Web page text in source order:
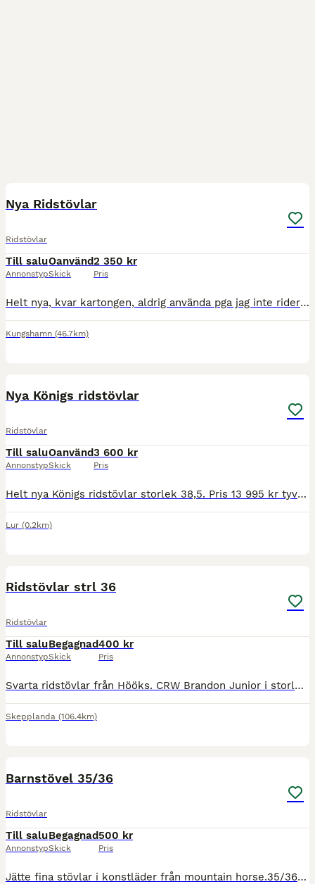
Nya Ridstövlar
Ridstövlar
Till salu
Annonstyp
Oanvänd
Skick
2 350 kr
Pris
Helt nya, kvar kartongen, aldrig använda pga jag inte rider längre. Super snygga ridstövlar i svart med detaljer och dragkedja även snörning på fot och har aldrig blivit använda. Sovereign Field Boot
Kungshamn (46.7km)
Nya Königs ridstövlar
Ridstövlar
Till salu
Annonstyp
Oanvänd
Skick
3 600 kr
Pris
Helt nya Königs ridstövlar storlek 38,5. Pris 13 995 kr tyvärr för små, endast provade inomhus. Helt felfria.
Lur (0.2km)
Ridstövlar strl 36
Ridstövlar
Till salu
Annonstyp
Begagnad
Skick
400 kr
Pris
Svarta ridstövlar från Hööks. CRW Brandon Junior i storlek 36 i fint skick.
Skepplanda (106.4km)
Barnstövel 35/36
Ridstövlar
Till salu
Annonstyp
Begagnad
Skick
500 kr
Pris
Jätte fina stövlar i konstläder från mountain horse.35/36 Normal vidd. Lättskötta - bara att spola av.